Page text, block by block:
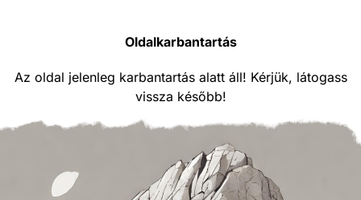
Oldalkarbantartás
Az oldal jelenleg karbantartás alatt áll! Kérjük, látogass
vissza később!